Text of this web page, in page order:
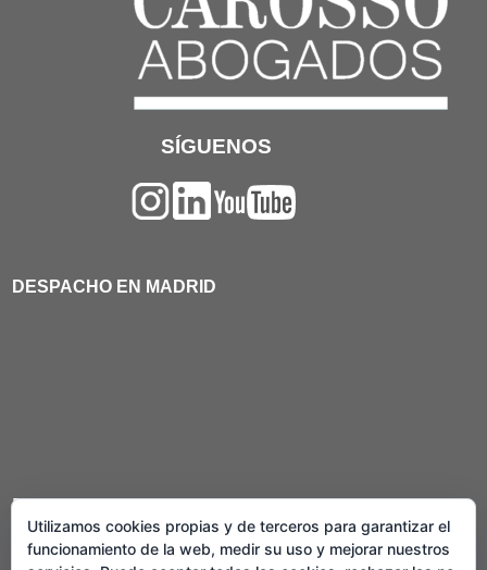
SÍGUENOS
DESPACHO EN MADRID
Primera Consulta Gratuita
Llevamos casos en toda España
Utilizamos cookies propias y de terceros para garantizar el
funcionamiento de la web, medir su uso y mejorar nuestros